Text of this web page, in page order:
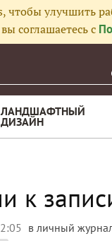
улучшить
соглашаетесь с
ЛАНДШАФТНЫЙ
ДИЗАЙН
к
в личный